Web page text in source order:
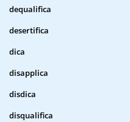
dequalifica
desertifica
dica
disapplica
disdica
disqualifica